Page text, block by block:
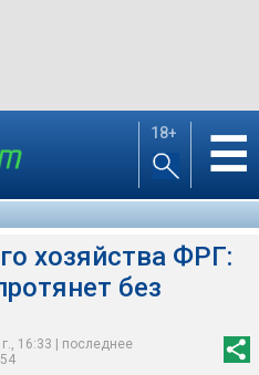
18+ ☰
хозяйства ФРГ:
без
16:33 | последнее